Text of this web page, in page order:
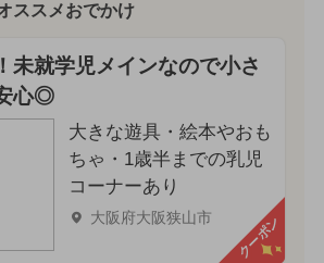
ススメおでかけ
未就学児メインなので小さ
心◎
大きな遊具・絵本やおも
ちゃ・1歳半までの乳児
コーナーあり
大阪府大阪狭山市 クーポン